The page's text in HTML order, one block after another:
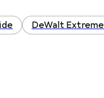
DeWalt Extreme